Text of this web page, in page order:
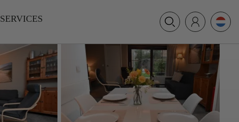
SERVICES